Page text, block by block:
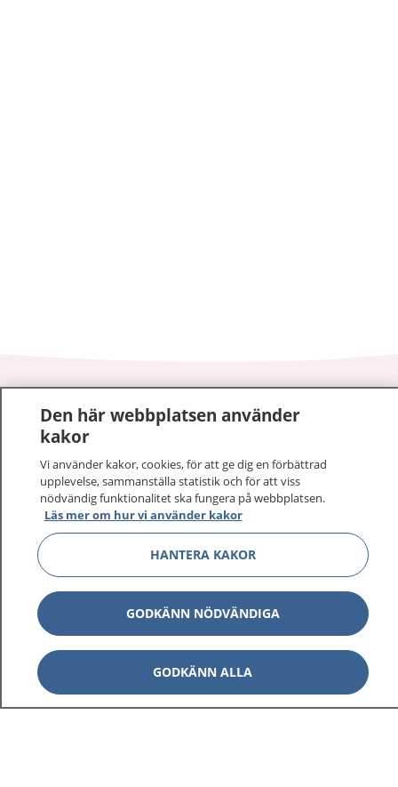
– tryggt om din hälsa och vård
På 1177.se får du råd om hälsa och information om
sjukdomar och vilka mottagningar du kan kontakta.
Logga in för att läsa din journal och göra dina
vårdärenden. Ring telefonnummer 1177 för
sjukvårdsrådgivning dygnet runt.
1177 ger dig råd när du vill må bättre.
1177 på flera språk Visa
Visa
Den här webbplatsen använder
kakor
Vi använder kakor, cookies, för att ge dig en förbättrad
upplevelse, sammanställa statistik och för att viss
nödvändig funktionalitet ska fungera på webbplatsen.
Läs mer om hur vi använder kakor
HANTERA KAKOR
GODKÄNN NÖDVÄNDIGA
GODKÄNN ALLA